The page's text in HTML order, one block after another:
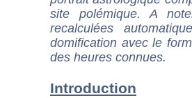
site polémique. A
recalculées
domification avec le
des heures connues.
Introduction